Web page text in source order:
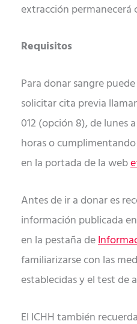
extracción permanecerá
Requisitos
Para donar sangre
solicitar cita previa
012 (opción 8), de lunes
horas o
en la portada de la web
Antes de ir a donar es
información publicada
en la pestaña de
familiarizarse con las
establecidas y el test de
El ICHH también